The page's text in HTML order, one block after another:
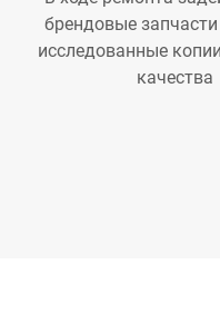
брендовые
исследованные
качества